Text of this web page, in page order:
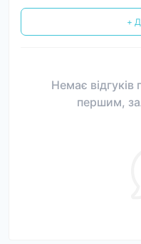
+
Немає
першим,